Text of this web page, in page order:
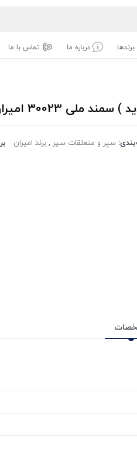
برندها درباره ما تماس با ما
30023 امیران
سپر و متعلقات سپر ,برند امیران